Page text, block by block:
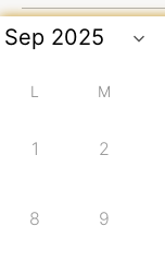
L M
1 2
8 9